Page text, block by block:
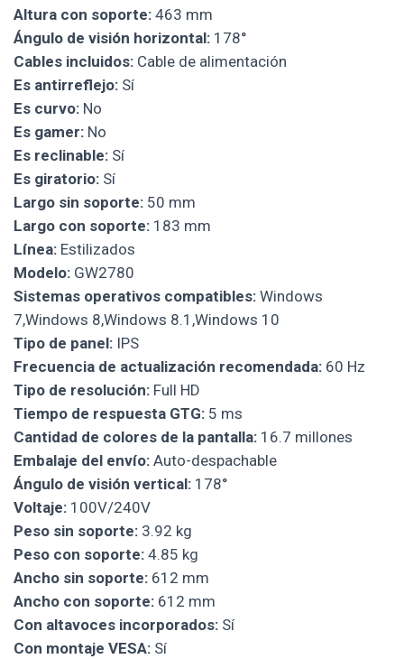
Altura con soporte: 463 mm
Ángulo de visión horizontal: 178°
Cables incluidos: Cable de alimentación
Es antirreflejo: Sí
Es curvo: No
Es gamer: No
Es reclinable: Sí
Es giratorio: Sí
Largo sin soporte: 50 mm
Largo con soporte: 183 mm
Línea: Estilizados
Modelo: GW2780
Sistemas operativos compatibles: Windows
7,Windows 8,Windows 8.1,Windows 10
Tipo de panel: IPS
Frecuencia de actualización recomendada: 60 Hz
Tipo de resolución: Full HD
Tiempo de respuesta GTG: 5 ms
Cantidad de colores de la pantalla: 16.7 millones
Embalaje del envío: Auto-despachable
Ángulo de visión vertical: 178°
Voltaje: 100V/240V
Peso sin soporte: 3.92 kg
Peso con soporte: 4.85 kg
Ancho sin soporte: 612 mm
Ancho con soporte: 612 mm
Con altavoces incorporados: Sí
Con montaje VESA: Sí